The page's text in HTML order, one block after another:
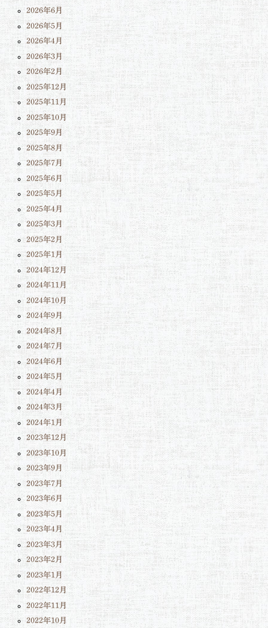
2026年6月
2026年5月
2026年4月
2026年3月
2026年2月
2025年12月
2025年11月
2025年10月
2025年9月
2025年8月
2025年7月
2025年6月
2025年5月
2025年4月
2025年3月
2025年2月
2025年1月
2024年12月
2024年11月
2024年10月
2024年9月
2024年8月
2024年7月
2024年6月
2024年5月
2024年4月
2024年3月
2024年1月
2023年12月
2023年10月
2023年9月
2023年7月
2023年6月
2023年5月
2023年4月
2023年3月
2023年2月
2023年1月
2022年12月
2022年11月
2022年10月